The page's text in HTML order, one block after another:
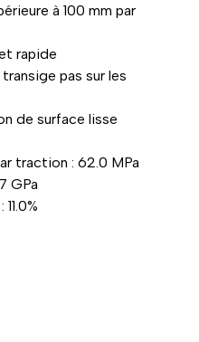
à 100 mm par
rapide
pas sur les
de surface lisse
traction : 62.0 MPa
GPa